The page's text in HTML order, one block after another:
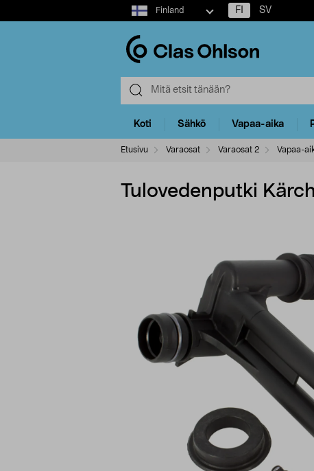
Select
market
Finland FI SV
Koti Sähkö Vapaa-aika
Etusivu Varaosat Varaosat 2 Vapaa-
Tulovedenputki